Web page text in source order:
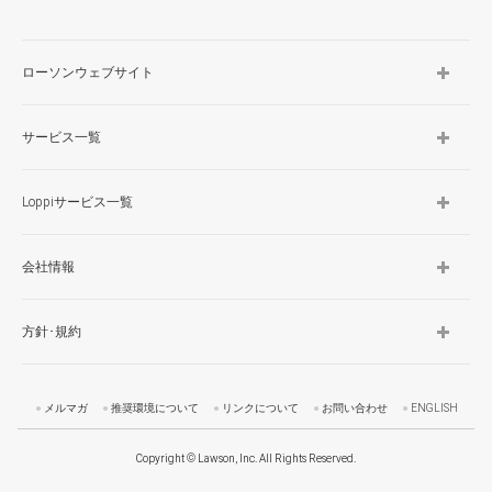
ローソンウェブサイト
サービス一覧
Loppiサービス一覧
会社情報
方針･規約
メルマガ 推奨環境について リンクについて お問い合わせ ENGLISH
Copyright © Lawson, Inc. All Rights Reserved.